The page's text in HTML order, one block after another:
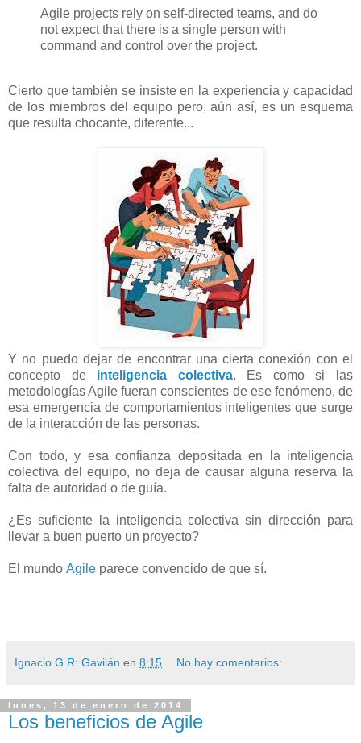
Agile projects rely on self-directed teams, and do
not expect that there is a single person with
command and control over the project.
Cierto que también se insiste en la experiencia y capacidad
de los miembros del equipo pero, aún así, es un esquema
que resulta chocante, diferente...
Y no puedo dejar de encontrar una cierta conexión con el
concepto de inteligencia colectiva. Es como si las
metodologías Agile fueran conscientes de ese fenómeno, de
esa emergencia de comportamientos inteligentes que surge
de la interacción de las personas.
Con todo, y esa confianza depositada en la inteligencia
colectiva del equipo, no deja de causar alguna reserva la
falta de autoridad o de guía.
¿Es suficiente la inteligencia colectiva sin dirección para
llevar a buen puerto un proyecto?
El mundo Agile parece convencido de que sí.
Ignacio G.R: Gavilán en 8:15 No hay comentarios:
lunes, 13 de enero de 2014
Los beneficios de Agile